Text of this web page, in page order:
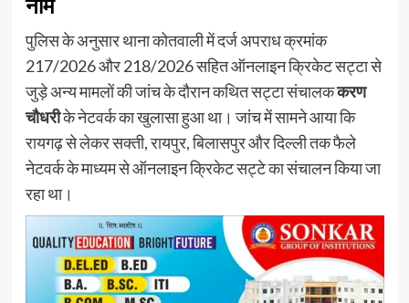
नाम
पुलिस के अनुसार थाना कोतवाली में दर्ज अपराध क्रमांक
217/2026 और 218/2026 सहित ऑनलाइन क्रिकेट सट्टा से
जुड़े अन्य मामलों की जांच के दौरान कथित सट्टा संचालककरण
चौधरीके नेटवर्क का खुलासा हुआ था। जांच में सामने आया कि
रायगढ़ से लेकर सक्ती, रायपुर, बिलासपुर और दिल्ली तक फैले
नेटवर्क के माध्यम से ऑनलाइन क्रिकेट सट्टे का संचालन किया जा
रहा था।